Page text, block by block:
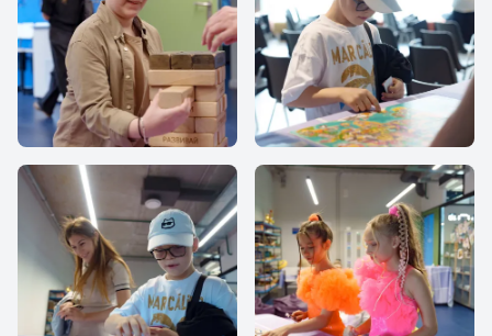
IThub school IThub school